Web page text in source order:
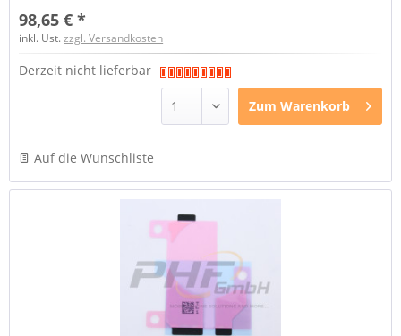
98,65 € *
inkl. Ust.zzgl. Versandkosten
Derzeit nicht lieferbar
Zum Warenkorb
Auf die Wunschliste